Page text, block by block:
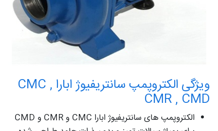
ویژگی الکتروپمپ سانتریفیوژ ابارا CMC ,
CMR , CMD
الکتروپمپ های سانتریفیوژ ابارا CMC و CMR و CMD